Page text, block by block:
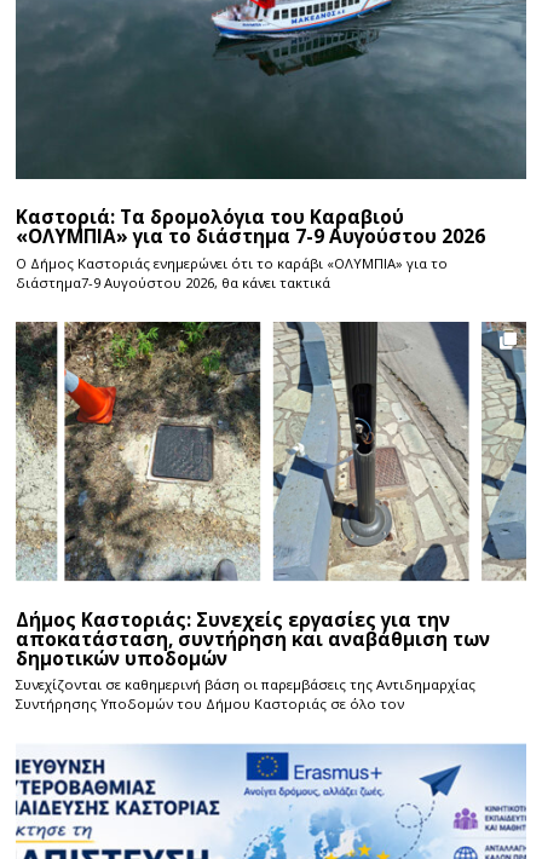
Καστοριά: Τα δρομολόγια του Καραβιού
«ΟΛΥΜΠΙΑ» για το διάστημα 7-9 Αυγούστου 2026
Ο Δήμος Καστοριάς ενημερώνει ότι το καράβι «ΟΛΥΜΠΙΑ» για το
διάστημα7-9 Αυγούστου 2026, θα κάνει τακτικά
Δήμος Καστοριάς: Συνεχείς εργασίες για την
αποκατάσταση, συντήρηση και αναβάθμιση των
δημοτικών υποδομών
Συνεχίζονται σε καθημερινή βάση οι παρεμβάσεις της Αντιδημαρχίας
Συντήρησης Υποδομών του Δήμου Καστοριάς σε όλο τον